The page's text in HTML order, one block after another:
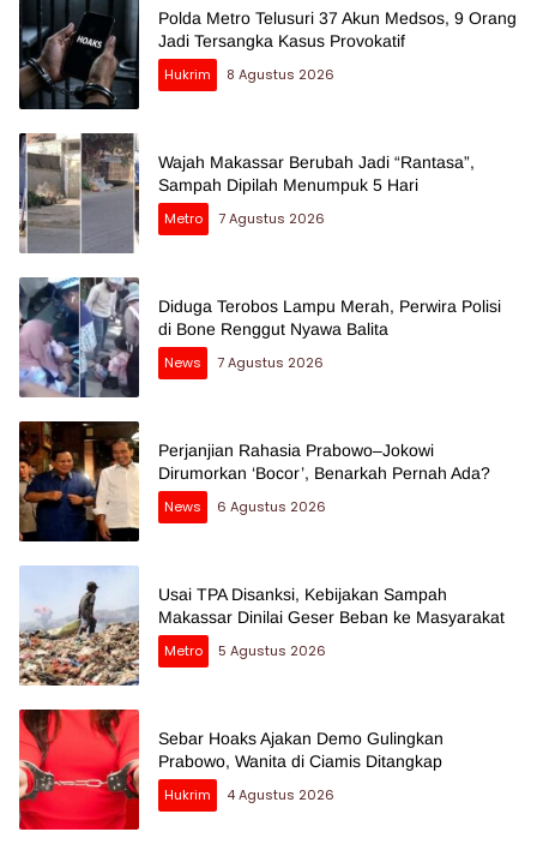
Polda Metro Telusuri 37 Akun Medsos, 9 Orang
Jadi Tersangka Kasus Provokatif
Hukrim
8 Agustus 2026
Wajah Makassar Berubah Jadi “Rantasa”,
Sampah Dipilah Menumpuk 5 Hari
Metro
7 Agustus 2026
Diduga Terobos Lampu Merah, Perwira Polisi
di Bone Renggut Nyawa Balita
News
7 Agustus 2026
Perjanjian Rahasia Prabowo–Jokowi
Dirumorkan ‘Bocor’, Benarkah Pernah Ada?
News
6 Agustus 2026
Usai TPA Disanksi, Kebijakan Sampah
Makassar Dinilai Geser Beban ke Masyarakat
Metro
5 Agustus 2026
Sebar Hoaks Ajakan Demo Gulingkan
Prabowo, Wanita di Ciamis Ditangkap
Hukrim
4 Agustus 2026